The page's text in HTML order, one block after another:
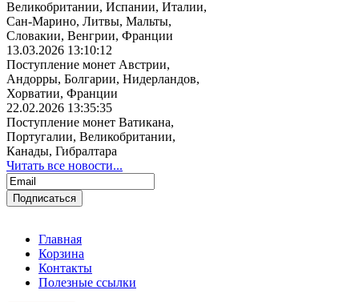
Великобритании, Испании, Италии,
Сан-Марино, Литвы, Мальты,
Словакии, Венгрии, Франции
13.03.2026 13:10:12
Поступление монет Австрии,
Андорры, Болгарии, Нидерландов,
Хорватии, Франции
22.02.2026 13:35:35
Поступление монет Ватикана,
Португалии, Великобритании,
Канады, Гибралтара
Читать все новости...
Главная
Корзина
Контакты
Полезные ссылки